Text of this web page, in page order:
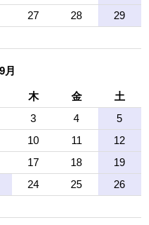
27 28
29
月
木 金
土
3 4
5
10 11
12
17 18
19
24 25
26